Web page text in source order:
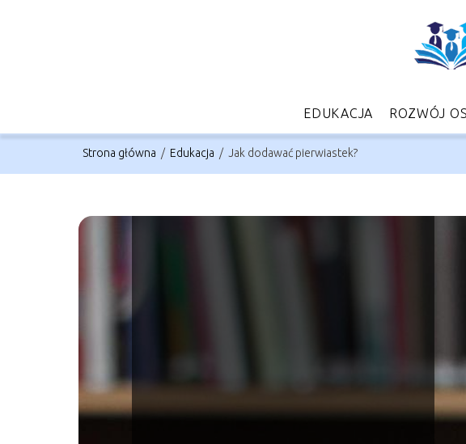
EDUKACJA ROZWÓJ
Strona główna / Edukacja / Jak dodawać pierwiastek?